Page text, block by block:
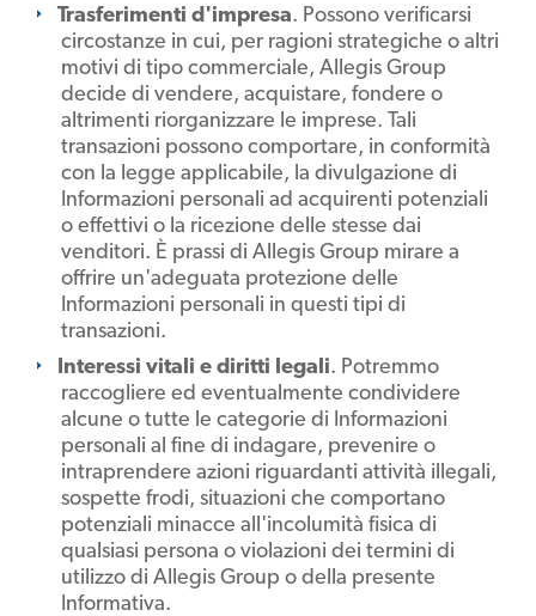
Trasferimenti d'impresa. Possono verificarsi
circostanze in cui, per ragioni strategiche o altri
motivi di tipo commerciale, Allegis Group
decide di vendere, acquistare, fondere o
altrimenti riorganizzare le imprese. Tali
transazioni possono comportare, in conformità
con la legge applicabile, la divulgazione di
Informazioni personali ad acquirenti potenziali
o effettivi o la ricezione delle stesse dai
venditori. È prassi di Allegis Group mirare a
offrire un'adeguata protezione delle
Informazioni personali in questi tipi di
transazioni.
Interessi vitali e diritti legali. Potremmo
raccogliere ed eventualmente condividere
alcune o tutte le categorie di Informazioni
personali al fine di indagare, prevenire o
intraprendere azioni riguardanti attività illegali,
sospette frodi, situazioni che comportano
potenziali minacce all'incolumità fisica di
qualsiasi persona o violazioni dei termini di
utilizzo di Allegis Group o della presente
Informativa.